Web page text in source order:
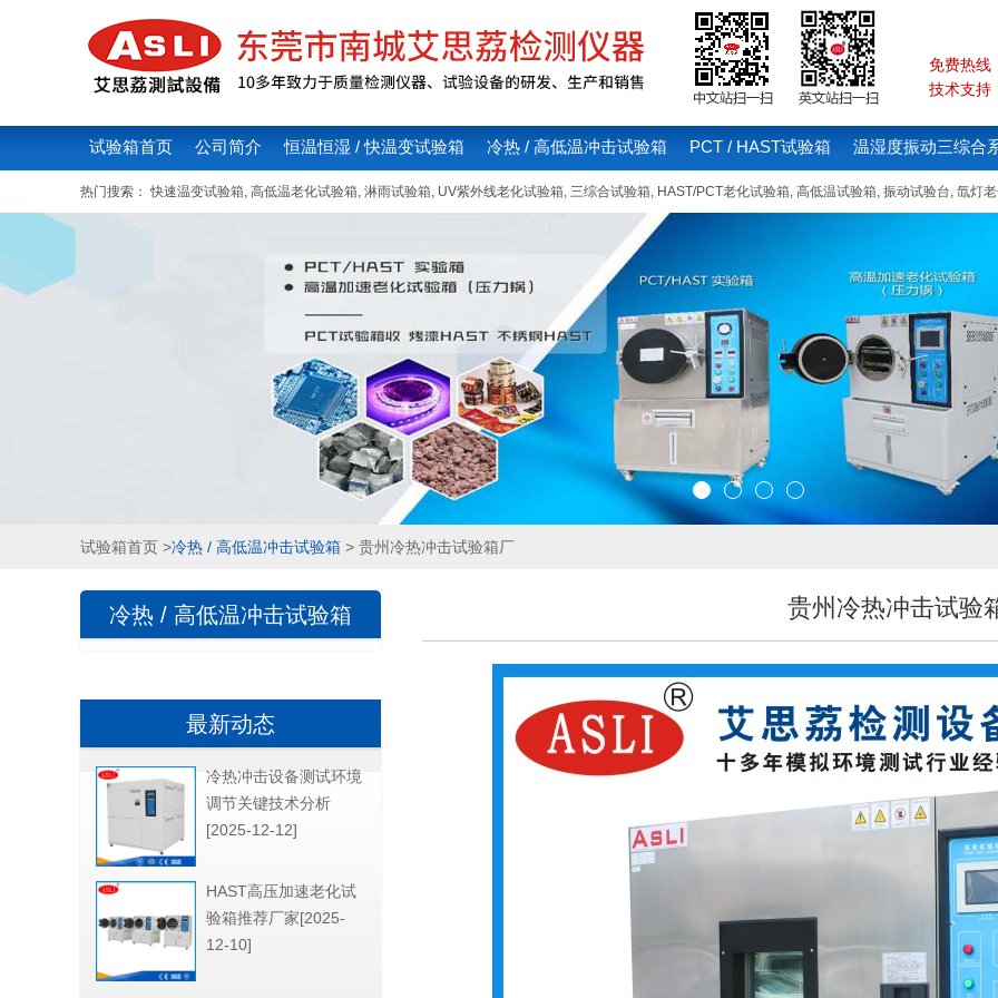
免费热线
技术支持
试验箱首页 公司简介 恒温恒湿 / 快温变试验箱 冷热 / 高低温冲击试验箱 PCT / HAST试验箱 温湿度振动三综合
热门搜索：快速温变试验箱, 高低温老化试验箱, 淋雨试验箱, UV紫外线老化试验箱, 三综合试验箱, HAST/PCT老化试验箱, 高低温试验箱, 振动试验台, 氙灯
试验箱首页 >冷热 / 高低温冲击试验箱 > 贵州冷热冲击试验箱厂
贵州冷热冲击试验
冷热 / 高低温冲击试验箱
最新动态
冷热冲击设备测试环境
调节关键技术分析
[2025-12-12]
HAST高压加速老化试
验箱推荐厂家[2025-
12-10]